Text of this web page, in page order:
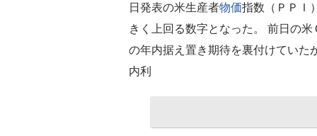
日発表の米生産者物価指数（ＰＰＩ
きく上回る数字となった。 前日の
の年内据え置き期待を裏付けていた
内利